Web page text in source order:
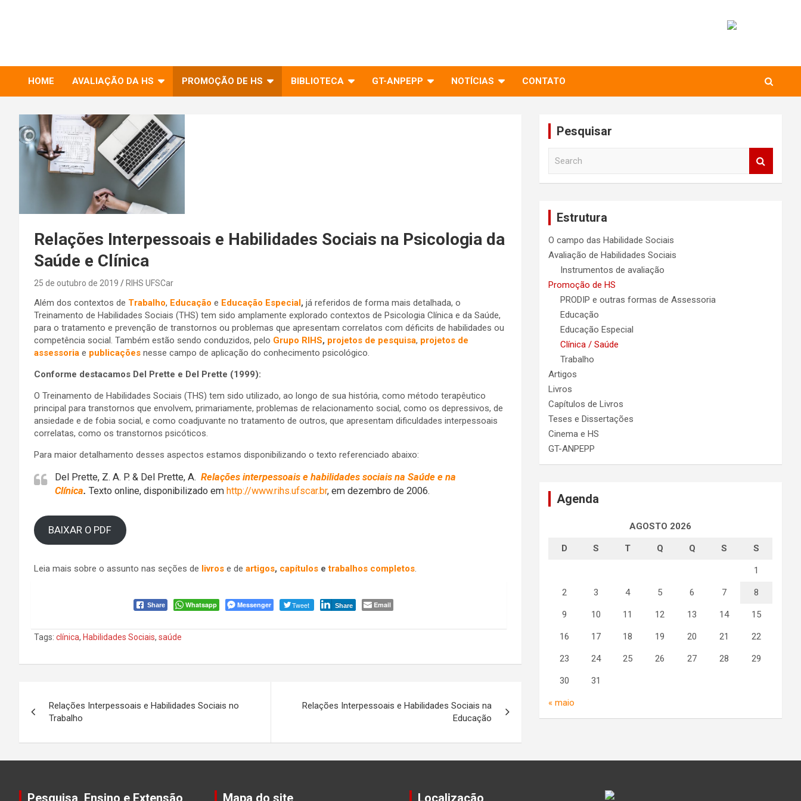
HOME AVALIAÇÃO DA HS PROMOÇÃO DE HS BIBLIOTECA GT-ANPEPP NOTÍCIAS CONTATO
Relações Interpessoais e Habilidades Sociais na Psicologia da
Saúde e Clínica
25 de outubro de 2019 RIHS UFSCar
Além dos contextos de Trabalho, Educação e Educação Especial, já referidos de forma mais detalhada, o
Treinamento de Habilidades Sociais (THS) tem sido amplamente explorado contextos de Psicologia Clínica e da Saúde,
para o tratamento e prevenção de transtornos ou problemas que apresentam correlatos com déficits de habilidades ou
competência social. Também estão sendo conduzidos, pelo Grupo RIHS, projetos de pesquisa, projetos de
assessoria e publicações nesse campo de aplicação do conhecimento psicológico.
Conforme destacamos Del Prette e Del Prette (1999):
O Treinamento de Habilidades Sociais (THS) tem sido utilizado, ao longo de sua história, como método terapêutico
principal para transtornos que envolvem, primariamente, problemas de relacionamento social, como os depressivos, de
ansiedade e de fobia social, e como coadjuvante no tratamento de outros, que apresentam dificuldades interpessoais
correlatas, como os transtornos psicóticos.
Para maior detalhamento desses aspectos estamos disponibilizando o texto referenciado abaixo:
Del Prette, Z. A. P. & Del Prette, A. Relações interpessoais e habilidades sociais na Saúde e na
Clínica. Texto online, disponibilizado em http://www.rihs.ufscar.br, em dezembro de 2006.
BAIXAR O PDF
Leia mais sobre o assunto nas seções de livros e de artigos, capítulos etrabalhos completos.
Share Whatsapp Messenger Tweet Share Email
Tags: clínica, Habilidades Sociais, saúde
de
Post
Relações Interpessoais e Habilidades Sociais no
Trabalho
Relações Interpessoais e Habilidades Sociais na
Educação
Pesquisar
Estrutura
O campo das Habilidade Sociais
Avaliação de Habilidades Sociais
Instrumentos de avaliação
Promoção de HS
PRODIP e outras formas de Assessoria
Educação
Educação Especial
Clínica / Saúde
Trabalho
Artigos
Livros
Capítulos de Livros
Teses e Dissertações
Cinema e HS
GT-ANPEPP
Agenda
AGOSTO 2026
D S T Q Q S S
1
2 3 4 5 6 7 8
9 10 11 12 13 14 15
16 17 18 19 20 21 22
23 24 25 26 27 28 29
30 31
« maio
Pesquisa, Ensino e Extensão Mapa do site Localização